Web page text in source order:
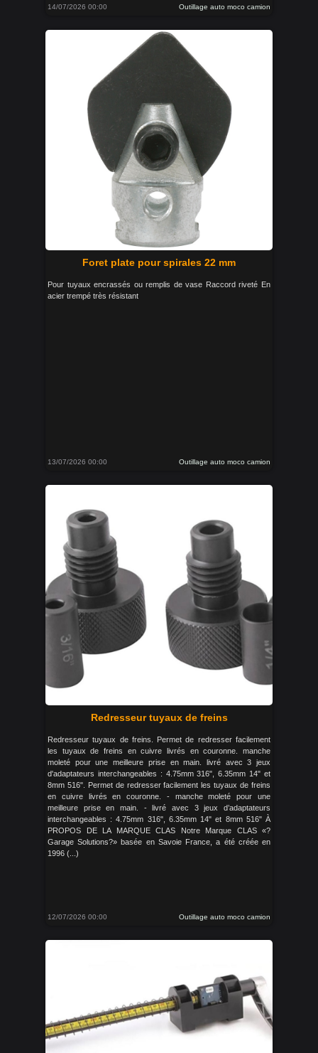
14/07/2026 00:00 Outillage auto moco camion
Foret plate pour spirales 22 mm
Pour tuyaux encrassés ou remplis de vase Raccord riveté En
acier trempé très résistant
13/07/2026 00:00 Outillage auto moco camion
Redresseur tuyaux de freins
Redresseur tuyaux de freins. Permet de redresser facilement
les tuyaux de freins en cuivre livrés en couronne. manche
moleté pour une meilleure prise en main. livré avec 3 jeux
d'adaptateurs interchangeables : 4.75mm 316", 6.35mm 14" et
8mm 516". Permet de redresser facilement les tuyaux de freins
en cuivre livrés en couronne. - manche moleté pour une
meilleure prise en main. - livré avec 3 jeux d’adaptateurs
interchangeables : 4.75mm 316", 6.35mm 14" et 8mm 516" À
PROPOS DE LA MARQUE CLAS Notre Marque CLAS «?
Garage Solutions?» basée en Savoie France, a été créée en
1996 (...)
12/07/2026 00:00 Outillage auto moco camion